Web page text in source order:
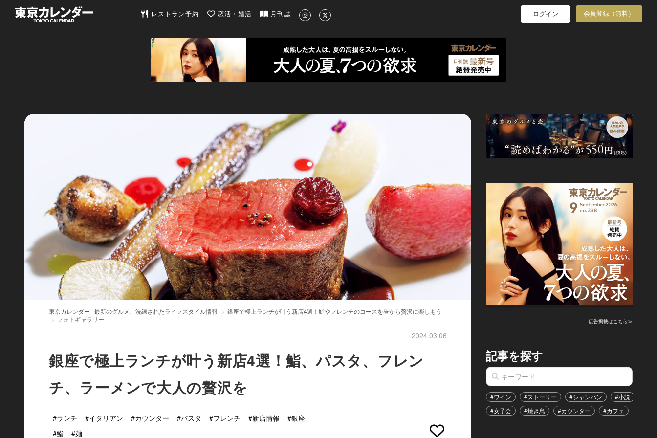
東京カレンダー | 最新のグルメ、洗練されたライフスタイル情報
レストラン予約 恋活・婚活 月刊誌 ログイン 会員登録（無料）
東京カレンダー | 最新のグルメ、洗練されたライフスタイル情報
銀座で極上ランチが叶う新店4選！鮨やフレンチのコースを昼から贅沢に楽しもう
フォトギャラリー
2024.03.06
銀座で極上ランチが叶う新店4選！鮨、パスタ、フレン
チ、ラーメンで大人の贅沢を
#ランチ #イタリアン #カウンター #パスタ #フレンチ #新店情報
#銀座
#鮨
#麺
広告掲載はこちら≫
記事を探す
#ワイン #ストーリー #シャンパン #小説
#女子会
#焼き鳥 #カウンター #カフェ